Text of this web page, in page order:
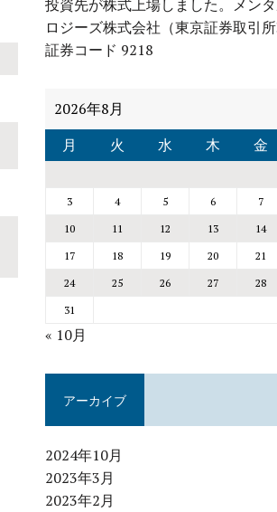
投資先が株式上場しました。メン
ロジーズ株式会社（東京証券取引所
証券コード 9218
2026年8月
月
火 水 木 金
3
4 5 6 7
10
11 12 13 14
17
18 19 20 21
24
25 26 27 28
31
« 10月
アーカイブ
2024年10月
2023年3月
2023年2月